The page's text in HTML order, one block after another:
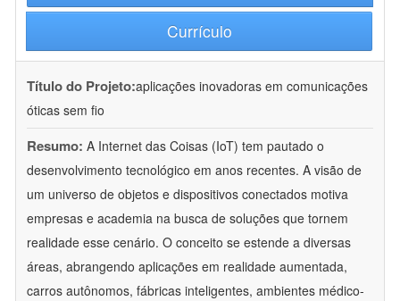
Currículo
Título do Projeto:aplicações inovadoras em comunicações
óticas sem fio
Resumo: A Internet das Coisas (IoT) tem pautado o
desenvolvimento tecnológico em anos recentes. A visão de
um universo de objetos e dispositivos conectados motiva
empresas e academia na busca de soluções que tornem
realidade esse cenário. O conceito se estende a diversas
áreas, abrangendo aplicações em realidade aumentada,
carros autônomos, fábricas inteligentes, ambientes médico-